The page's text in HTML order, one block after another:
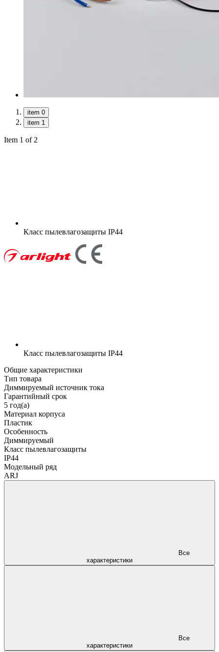
item 0
item 1
Item 1 of 2
Класс пылевлагозащиты IP44
Класс пылевлагозащиты IP44
Общие характеристики
Тип товара
Диммируемый источник тока
Гарантийный срок
5 год(а)
Материал корпуса
Пластик
Особенность
Диммируемый
Класс пылевлагозащиты
IP44
Модельный ряд
ARJ
характеристики
характеристики